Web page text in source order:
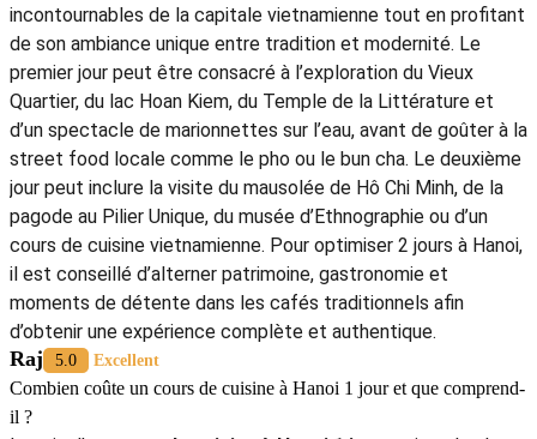
incontournables de la capitale vietnamienne tout en profitant
de son ambiance unique entre tradition et modernité. Le
premier jour peut être consacré à l’exploration du Vieux
Quartier, du lac Hoan Kiem, du Temple de la Littérature et
d’un spectacle de marionnettes sur l’eau, avant de goûter à la
street food locale comme le pho ou le bun cha. Le deuxième
jour peut inclure la visite du mausolée de Hô Chi Minh, de la
pagode au Pilier Unique, du musée d’Ethnographie ou d’un
cours de cuisine vietnamienne. Pour optimiser 2 jours à Hanoi,
il est conseillé d’alterner patrimoine, gastronomie et
moments de détente dans les cafés traditionnels afin
d’obtenir une expérience complète et authentique.
Raj 5.0 Excellent
Combien coûte un cours de cuisine à Hanoi 1 jour et que comprend-
il ?